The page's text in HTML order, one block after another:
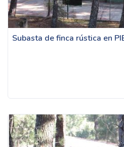
Subasta de finca rústica en